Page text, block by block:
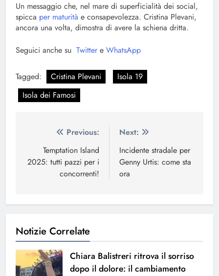
Un messaggio che, nel mare di superficialità dei social,
spicca per maturità e consapevolezza. Cristina Plevani,
ancora una volta, dimostra di avere la schiena dritta.
Seguici anche su Twitter e WhatsApp
Tagged: Cristina Plevani
Isola 19
Isola dei Famosi
Navigazione
articoli
Previous:
Temptation Island
2025: tutti pazzi per i
concorrenti!
Next:
Incidente stradale per
Genny Urtis: come sta
ora
Notizie Correlate
Chiara Balistreri ritrova il sorriso
dopo il dolore: il cambiamento